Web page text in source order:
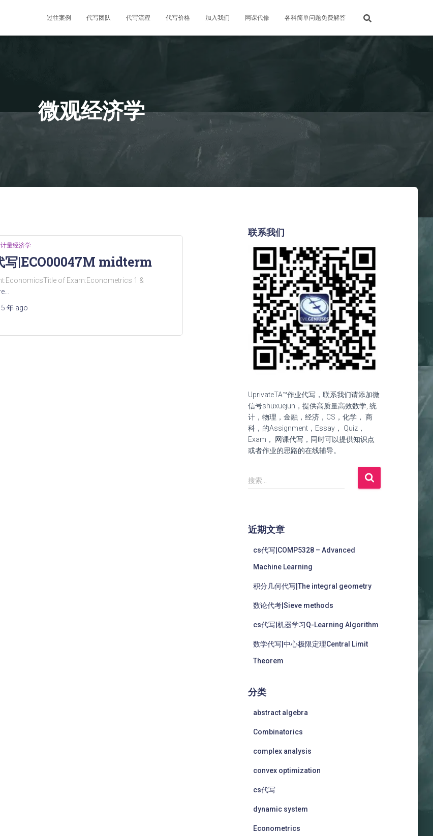
过往案例 代写团队 代写流程 代写价格 加入我们 网课代修 各科简单问题免费解答
微观经济学
计量经济学
写|ECO00047M midterm
of Exam:Econometrics 1 &
5 年 ago
联系我们
UprivateTA™作业代写，联系我们请添加微
信号shuxuejun，提供高质量高效数学, 统
计，物理，金融，经济，CS，化学， 商
科，的Assignment，Essay， Quiz，
Exam， 网课代写，同时可以提供知识点
或者作业的思路的在线辅导。
搜索…
近期文章
cs代写|COMP5328 – Advanced
Machine Learning
积分几何代写|The integral geometry
数论代考|Sieve methods
cs代写|机器学习Q-Learning Algorithm
数学代写|中心极限定理Central Limit
Theorem
分类
abstract algebra
Combinatorics
complex analysis
convex optimization
cs代写
dynamic system
Econometrics